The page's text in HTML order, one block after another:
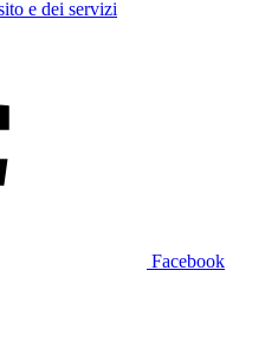
e dei servizi
Facebook